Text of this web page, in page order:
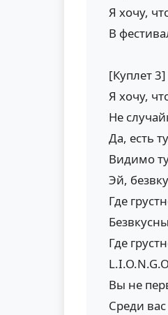
Я хочу,
В
[Куплет 3]
Я хочу,
Не
Да, есть
Видимо
Эй,
Где
Где
Вы не
Среди